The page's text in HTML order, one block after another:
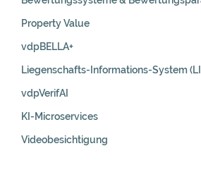
Property Value
vdpBELLA+
Liegenschafts-Informations-System
vdpVerifAI
KI-Microservices
Videobesichtigung